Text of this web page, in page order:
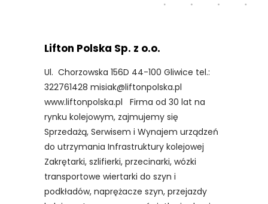
Lifton Polska Sp. z o.o.
Ul. Chorzowska 156D 44-100 Gliwice tel.:
322761428 misiak@liftonpolska.pl
www.liftonpolska.pl Firma od 30 lat na
rynku kolejowym, zajmujemy się
Sprzedażą, Serwisem i Wynajem urządzeń
do utrzymania Infrastruktury kolejowej
Zakrętarki, szlifierki, przecinarki, wózki
transportowe wiertarki do szyn i
podkładów, naprężacze szyn, przejazdy